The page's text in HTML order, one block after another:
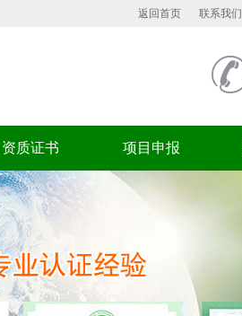
返回首页 联系我们
资质证书 项目申报